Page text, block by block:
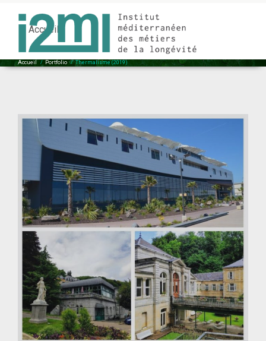
Accueil
Thermalisme (2019)
Accueil / Portfolio /Thermalisme (2019)